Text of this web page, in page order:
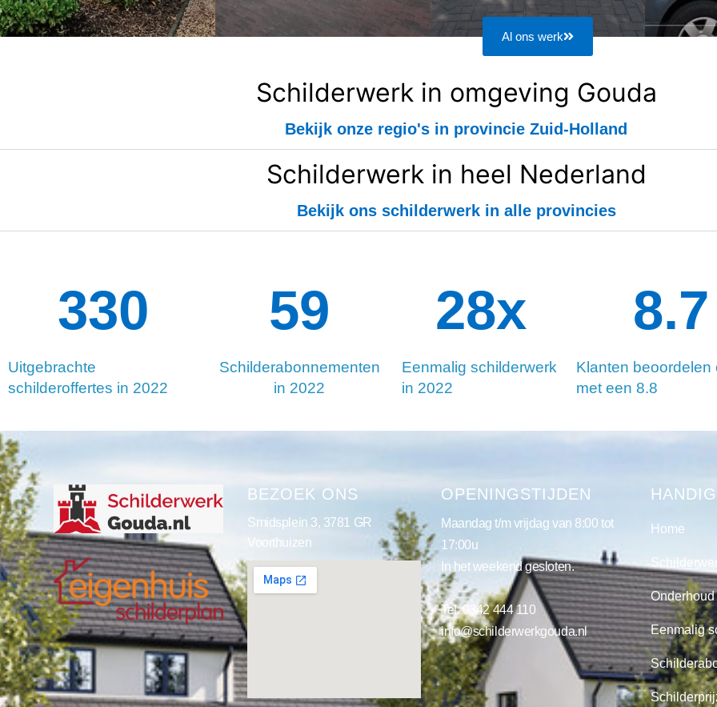
Al ons werk
Schilderwerk in omgeving Gouda
Bekijk onze regio's in provincie Zuid-Holland
Schilderwerk in heel Nederland
Bekijk ons schilderwerk in alle provincies
Uitgebrachte
schilderoffertes in 2022
334
Schilderabonnementen
in 2022
128
Eenmalig schilderwerk
in 2022
34x
Klanten beoordelen
met een 8.8
8.8
BEZOEK ONS
Smidsplein 3, 3781 GR
Voorthuizen
OPENINGSTIJDEN
Maandag t/m vrijdag van 8:00 tot
17:00u
In het weekend gesloten.
Tel:0342 444 110
info@schilderwerkgouda.nl
Home
Onderhoud
Eenmalig